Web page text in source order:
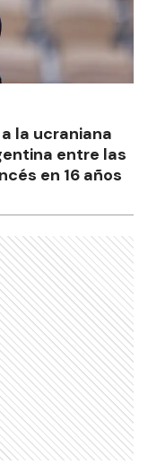
la ucraniana
entre las
en 16 años